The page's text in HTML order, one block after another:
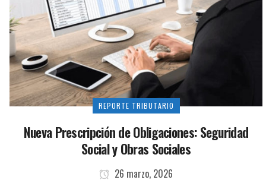
REPORTE TRIBUTARIO
Nueva Prescripción de Obligaciones: Seguridad
Social y Obras Sociales
26 marzo, 2026